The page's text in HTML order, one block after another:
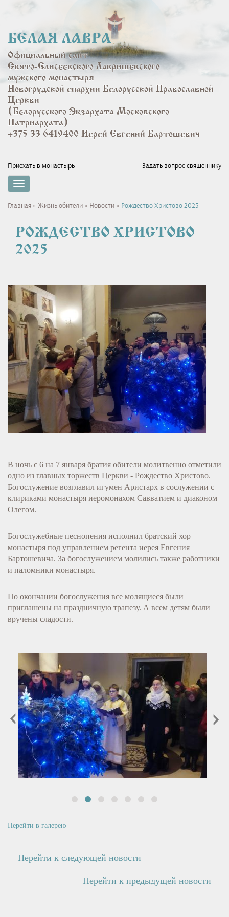
основному
содержанию
БЕЛАЯ ЛАВРА
Официальный сайт
Свято-Елисеевского Лавришевского
мужского монастыря
Новогрудской епархии Белорусской Православной
Церкви
(Белорусского Экзархата Московского
Патриархата)
+375 33 6419400 Иерей Евгений Бартошевич
Приехать в монастырь Задать вопрос священнику
Toggle
navigation
Вы
здесь
Главная » Жизнь обители » Новости » Рождество Христово 2025
РОЖДЕСТВО ХРИСТОВО
2025
В ночь с 6 на 7 января братия обители молитвенно отметили
одно из главных торжеств Церкви - Рождество Христово.
Богослужение возглавил игумен Аристарх в сослужении с
клириками монастыря иеромонахом Савватием и диаконом
Олегом.
Богослужебные песнопения исполнил братский хор
монастыря под управлением регента иерея Евгения
Бартошевича. За богослужением молились также работники
и паломники монастыря.
По окончании богослужения все молящиеся были
приглашены на праздничную трапезу. А всем детям были
вручены сладости.
prev
next
Перейти в галерею
Перейти к следующей новости
Перейти к предыдущей новости